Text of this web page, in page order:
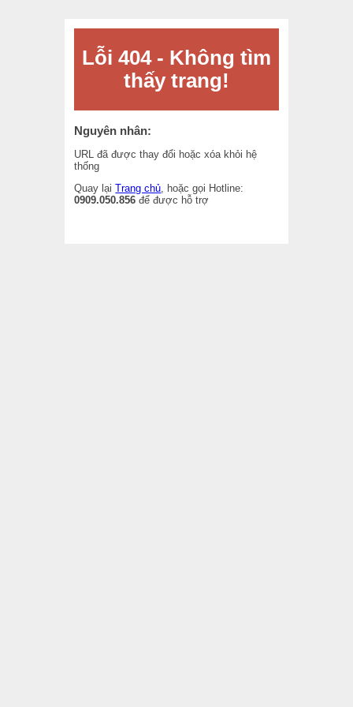
Lỗi 404 - Không tìm
thấy trang!
Nguyên nhân:
URL đã được thay đổi hoặc xóa khỏi hệ
thống
Quay lạiTrang chủ , hoặc gọi Hotline:
0909.050.856 để được hỗ trợ